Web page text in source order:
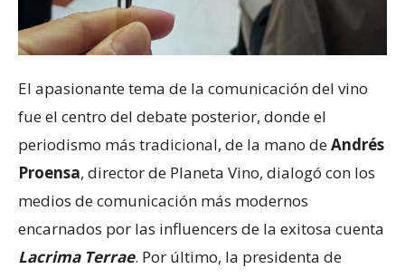
El apasionante tema de la comunicación del vino
fue el centro del debate posterior, donde el
periodismo más tradicional, de la mano deAndrés
Proensa, director de Planeta Vino, dialogó con los
medios de comunicación más modernos
encarnados por las influencers de la exitosa cuenta
Lacrima Terrae. Por último, la presidenta de